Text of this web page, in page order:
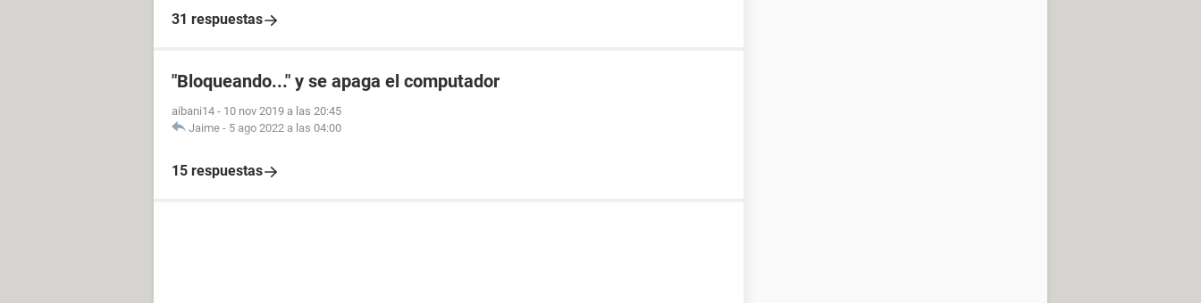
31 respuestas
"Bloqueando..." y se apaga el computador
aibani14 - 10 nov 2019 a las 20:45
Jaime - 5 ago 2022 a las 04:00
15 respuestas